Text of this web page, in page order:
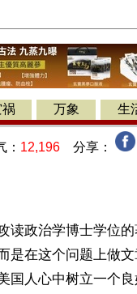
祸 万象 生
： 12,196 分享：
读政治学博士学位
是在这个问题上做
国人心中树立一个良